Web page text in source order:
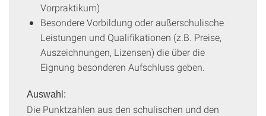
Vorpraktikum)
Besondere Vorbildung oder außerschulische
Leistungen und Qualifikationen (z.B. Preise,
Auszeichnungen, Lizensen) die über die
Eignung besonderen Aufschluss geben.
Auswahl:
Die Punktzahlen aus den schulischen und den